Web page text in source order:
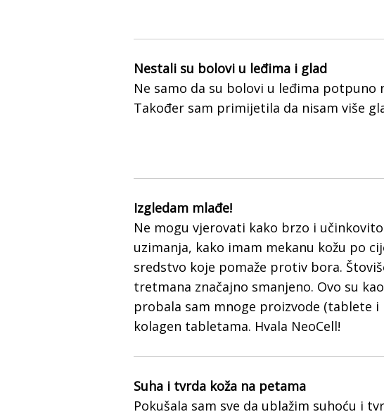
Nestali su bolovi u leđima i glad
Ne samo da su bolovi u leđima potpuno
Također sam primijetila da nisam više
Izgledam mlađe!
Ne mogu vjerovati kako brzo i
uzimanja, kako imam mekanu kožu po
sredstvo koje pomaže protiv bora.
tretmana značajno smanjeno. Ovo su
probala sam mnoge proizvode (tablete i
kolagen tabletama. Hvala NeoCell!
Suha i tvrda koža na petama
Pokušala sam sve da ublažim suhoću i